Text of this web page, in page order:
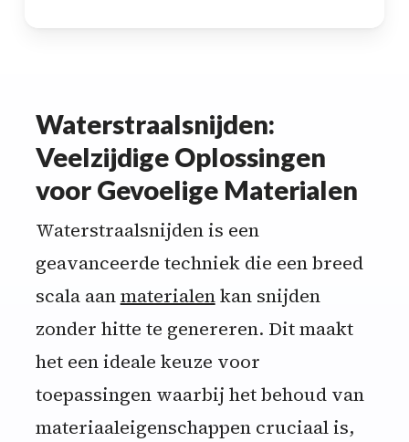
Waterstraalsnijden:
Veelzijdige Oplossingen
voor Gevoelige Materialen
Waterstraalsnijden is een
geavanceerde techniek die een breed
scala aanmaterialenkan snijden
zonder hitte te genereren. Dit maakt
het een ideale keuze voor
toepassingen waarbij het behoud van
materiaaleigenschappen cruciaal is,